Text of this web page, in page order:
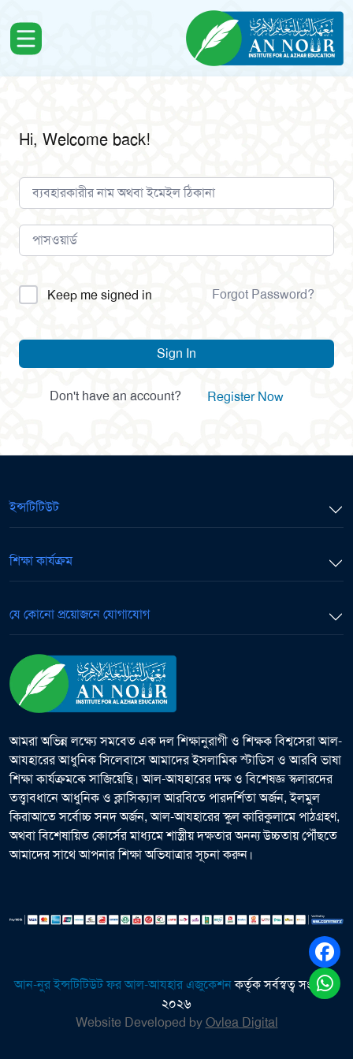
Hi, Welcome back!
Alternative:
Keep me signed in Forgot Password?
Sign In
Don't have an account? Register Now
ইন্সটিটিউট
শিক্ষা কার্যক্রম
যে কোনো প্রয়োজনে যোগাযোগ
আমরা অভিন্ন লক্ষ্যে সমবেত এক দল শিক্ষানুরাগী ও শিক্ষক বিশ্বসেরা আল-
আযহারের আধুনিক সিলেবাসে আমাদের ইসলামিক স্টাডিস ও আরবি ভাষা
শিক্ষা কার্যক্রমকে সাজিয়েছি। আল-আযহারের দক্ষ ও বিশেষজ্ঞ স্কলারদের
তত্ত্বাবধানে আধুনিক ও ক্লাসিক্যাল আরবিতে পারদর্শিতা অর্জন, ইলমুল
কিরাআতে সর্বোচ্চ সনদ অর্জন, আল-আযহারের স্কুল কারিকুলামে পাঠগ্রহণ,
অথবা বিশেষায়িত কোর্সের মাধ্যমে শাস্ত্রীয় দক্ষতার অনন্য উচ্চতায় পৌঁছতে
আমাদের সাথে আপনার শিক্ষা অভিযাত্রার সূচনা করুন।
আন-নুর ইন্সটিটিউট ফর আল-আযহার এজুকেশনকর্তৃক সর্বস্বত্ব সংরক্ষিত
২০২৬
Website Developed byOvlea Digital